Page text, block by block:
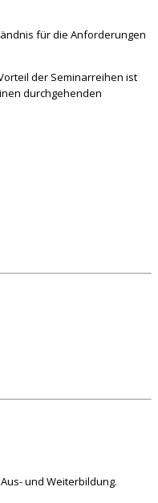
für die Anforderungen
der Seminarreihen ist
durchgehenden
und Weiterbildung.